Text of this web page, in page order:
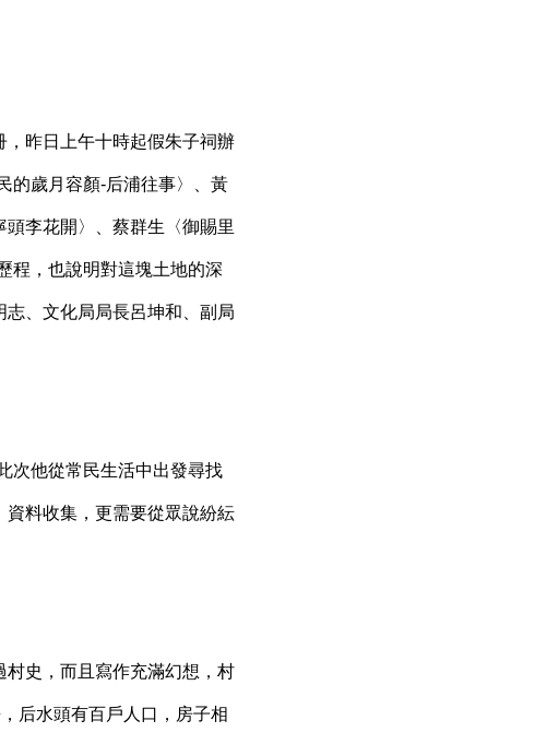
昨日上午十時起假朱子祠辦
的歲月容顏-后浦往事〉、黃
李花開〉、蔡群生〈御賜里
程，也說明對這塊土地的深
、文化局局長呂坤和、副局
次他從常民生活中出發尋找
料收集，更需要從眾說紛紜
史，而且寫作充滿幻想，村
后水頭有百戶人口，房子相